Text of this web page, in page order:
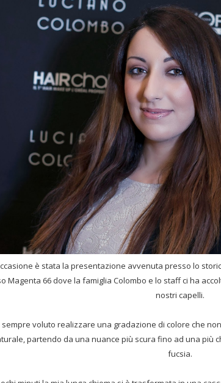
è stata la presentazione avvenuta presso lo
Magenta 66 dove la famiglia Colombo e lo staff ci ha
nostri capelli.
sempre voluto realizzare una gradazione di colore che
partendo da una nuance più scura fino ad una più
fucsia.